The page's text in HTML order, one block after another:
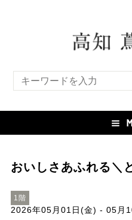
おいしさあふれる＼
1階
2026年05月01日(金) - 05月